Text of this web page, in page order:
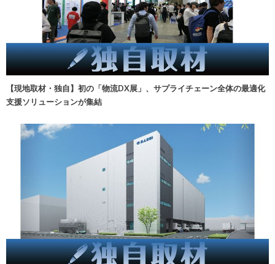
【現地取材・独自】初の「物流DX展」、サプライチェーン全体の最適化
支援ソリューションが集結